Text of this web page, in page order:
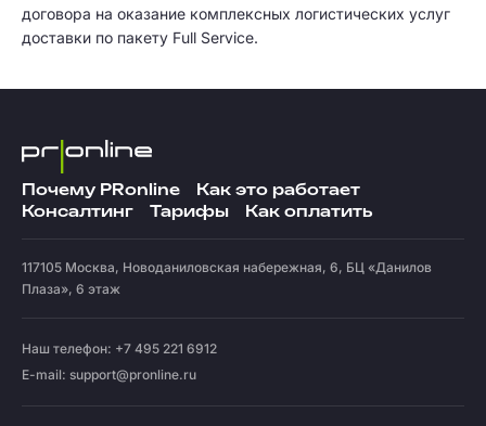
договора на оказание комплексных логистических услуг
доставки по пакету Full Service.
Почему PRonline
Как это работает
Консалтинг
Тарифы Как оплатить
117105 Москва, Новоданиловская набережная, 6, БЦ «Данилов
Плаза», 6 этаж
Наш телефон: +7 495 221 6912
E-mail: support@pronline.ru